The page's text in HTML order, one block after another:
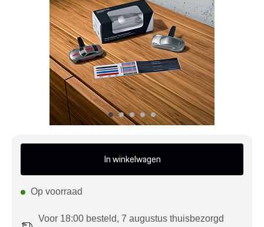
Meer Porsche
Porsche informatie
In winkelwagen
Op voorraad
Voor 18:00 besteld, 7 augustus thuisbezorgd